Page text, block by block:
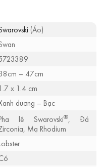
(Áo)
– 47cm
1.7 x 1.4 cm
dương – Bạc
lê Swarovski®, Đá
Mạ Rhodium